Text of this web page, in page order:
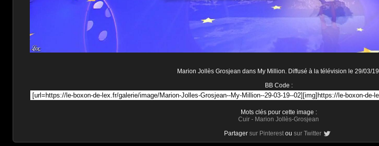
Marion Jollès Grosjean dans My Million. Diffusé à la télévision le 29/03/19.
BB Code :
Mots clés pour cette image :
Cuir - Marion Jollès-Grosjean
Partager sur Pinterest ou sur Twitter